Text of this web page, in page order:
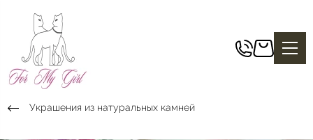
Украшения из натуральных камней